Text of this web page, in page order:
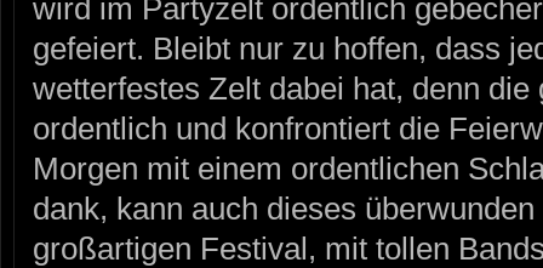
wird im Partyzelt ordentlich
gefeiert. Bleibt nur zu hoffen, dass
wetterfestes Zelt dabei hat, denn
ordentlich und konfrontiert die
Morgen mit einem ordentlichen
dank, kann auch dieses
großartigen Festival, mit tollen